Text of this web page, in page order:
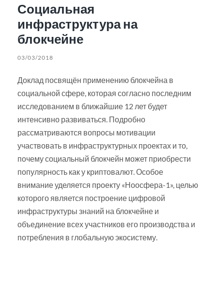
Социальная
инфраструктура на
блокчейне
03/03/2018
Доклад посвящён применению блокчейна в
социальной сфере, которая согласно последним
исследованием в ближайшие 12 лет будет
интенсивно развиваться. Подробно
рассматриваются вопросы мотивации
участвовать в инфраструктурных проектах и то,
почему социальный блокчейн может приобрести
популярность как у криптовалют. Особое
внимание уделяется проекту «Ноосфера-1», целью
которого является построение цифровой
инфраструктуры знаний на блокчейне и
объединение всех участников его производства и
потребления в глобальную экосистему.